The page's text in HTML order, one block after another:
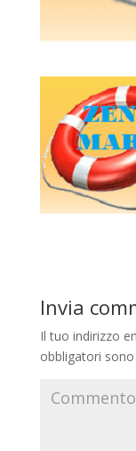
Invia
Il tuo indirizzo
obbligatori